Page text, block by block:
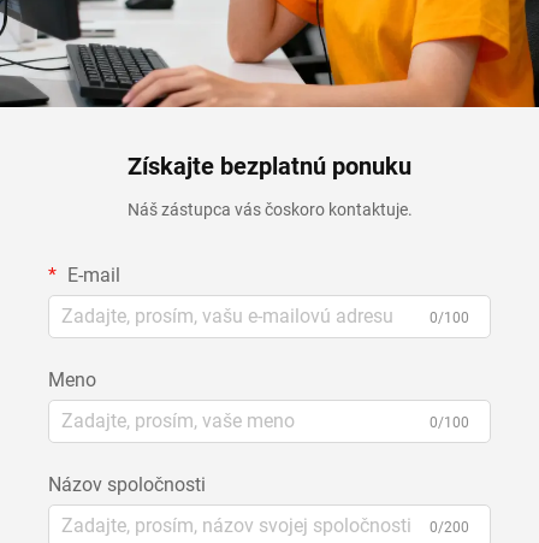
Získajte bezplatnú ponuku
Náš zástupca vás čoskoro kontaktuje.
E-mail
0/100
Meno
0/100
Názov spoločnosti
0/200